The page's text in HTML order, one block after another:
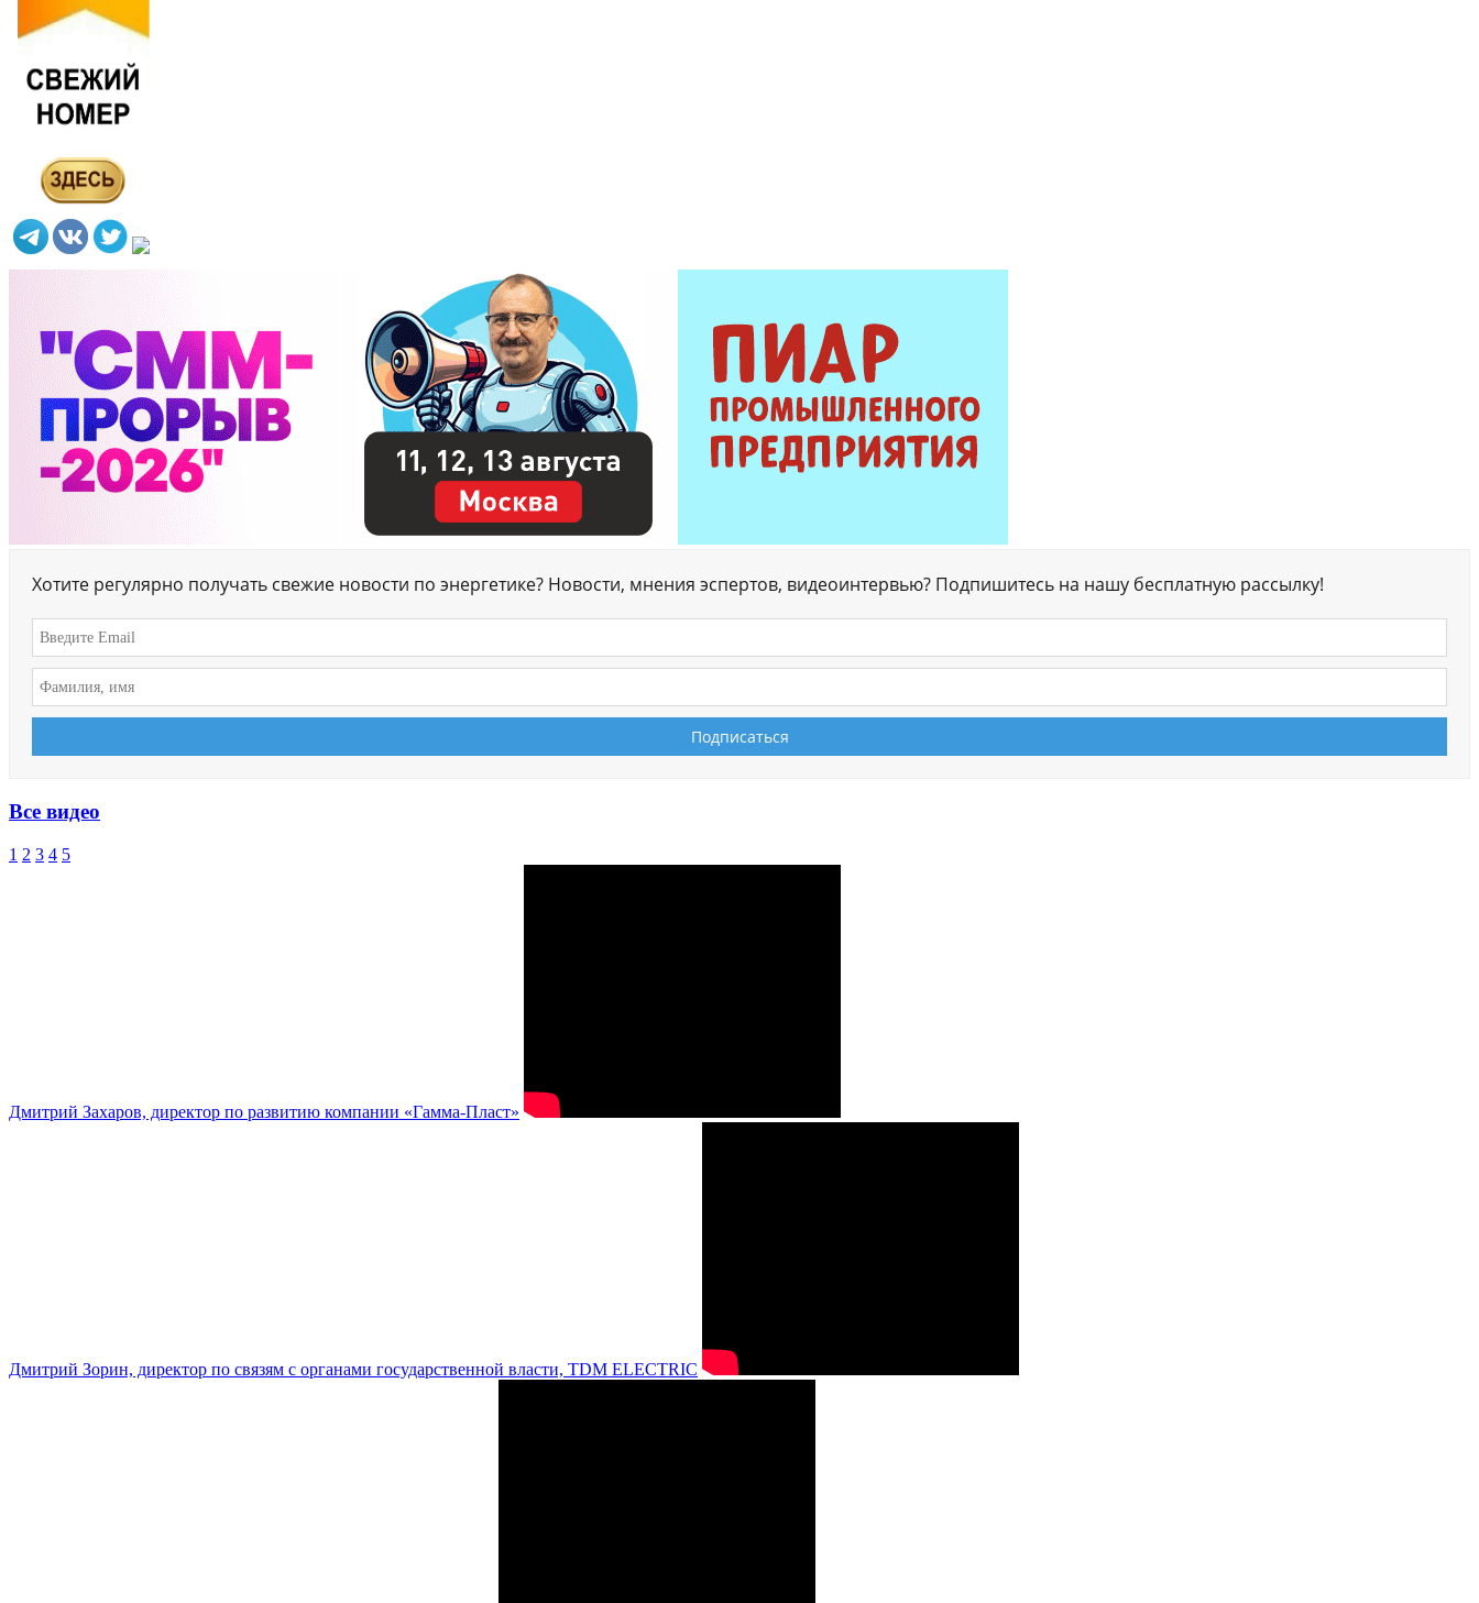
Хотите регулярно получать свежие новости по энергетике? Новости, мнения эспертов, видеоинтервью? Подпишитесь на нашу бесплатную рассылку!
Все видео
1 2 3 4 5
Дмитрий Захаров, директор по развитию компании «Гамма-Пласт»
Дмитрий Зорин, директор по связям с органами государственной власти, TDM ELECTRIC